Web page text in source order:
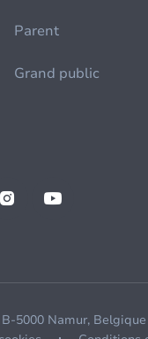
Parent
Grand public
5000 Namur, Belgique